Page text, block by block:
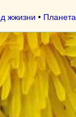
жжизни • Планета